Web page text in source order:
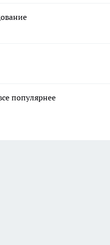
популярнее